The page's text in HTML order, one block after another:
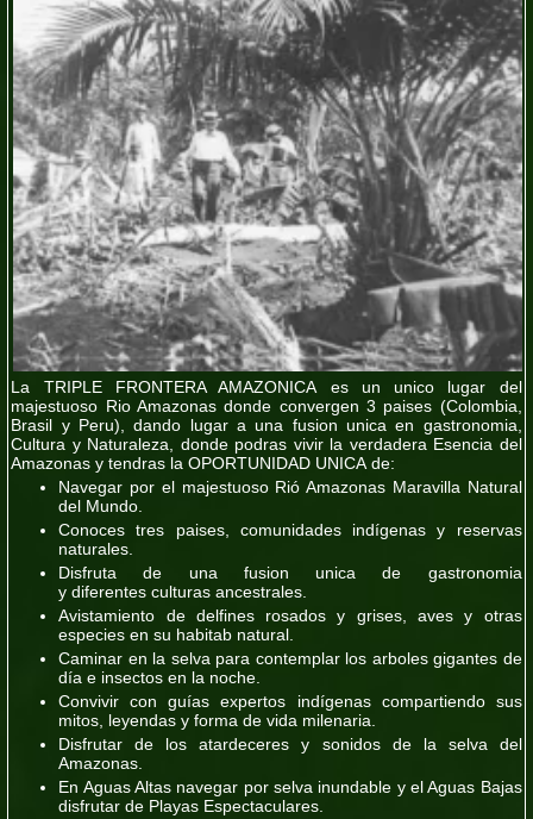
La TRIPLE FRONTERA AMAZONICAes un unico lugar del
majestuoso Rio Amazonas donde convergen 3 paises (Colombia,
Brasil y Peru), dando lugar a una fusion unica en gastronomia,
Cultura y Naturaleza, donde podras vivir la verdadera Esencia del
Amazonasy tendras la OPORTUNIDAD UNICA de:
Navegar por el majestuoso Rió Amazonas Maravilla Natural
del Mundo.
Conoces tres paises, comunidades indígenas y reservas
naturales.
Disfruta de una fusion unica de gastronomia
y diferentes culturas ancestrales.
Avistamiento de delfines rosados y grises, aves y otras
especies en su habitab natural.
Caminar en la selva para contemplar los arboles gigantes de
día e insectos en la noche.
Convivir con guías expertos indígenas compartiendo sus
mitos, leyendas y forma de vida milenaria.
Disfrutar de los atardeceres y sonidos de la selva del
Amazonas.
En Aguas Altas navegar por selva inundable y el Aguas Bajas
disfrutar de Playas Espectaculares.